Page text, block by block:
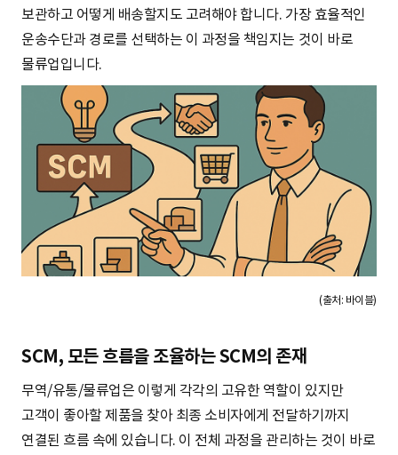
보관하고 어떻게 배송할지도 고려해야 합니다. 가장 효율적인
운송수단과 경로를 선택하는 이 과정을 책임지는 것이 바로
물류업입니다.
(출처: 바이블)
SCM, 모든 흐름을 조율하는 SCM의 존재
무역/유통/물류업은 이렇게 각각의 고유한 역할이 있지만
고객이 좋아할 제품을 찾아 최종 소비자에게 전달하기까지
연결된 흐름 속에 있습니다. 이 전체 과정을 관리하는 것이 바로